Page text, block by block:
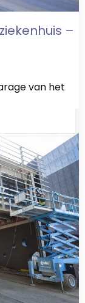
–
van het